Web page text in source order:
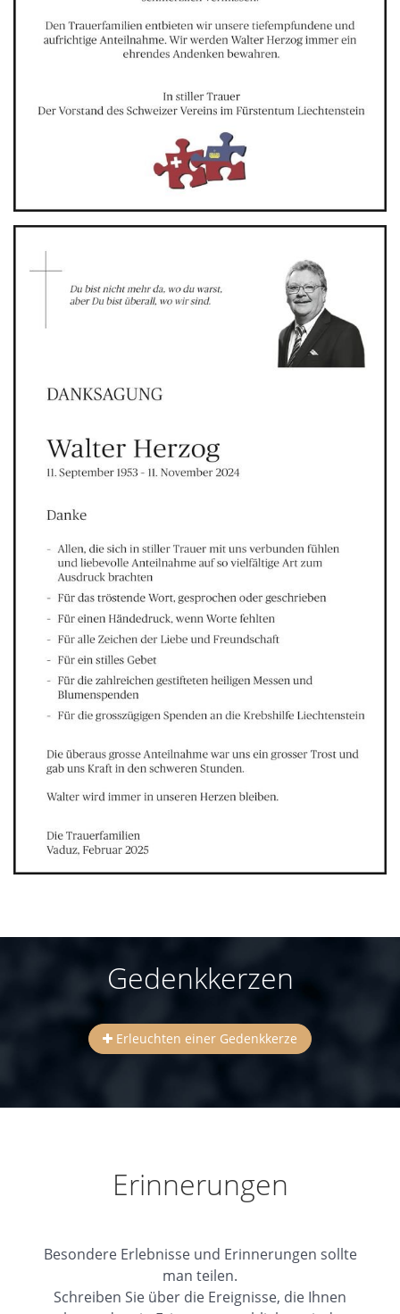
Gedenkkerzen
Erleuchten einer Gedenkkerze
Erinnerungen
Besondere Erlebnisse und Erinnerungen sollte
man teilen.
Schreiben Sie über die Ereignisse, die Ihnen